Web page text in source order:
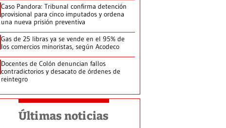
Caso Pandora: Tribunal confirma detención
provisional para cinco imputados y ordena
una nueva prisión preventiva
Gas de 25 libras ya se vende en el 95% de
los comercios minoristas, según Acodeco
Docentes de Colón denuncian fallos
contradictorios y desacato de órdenes de
reintegro
Últimas noticias